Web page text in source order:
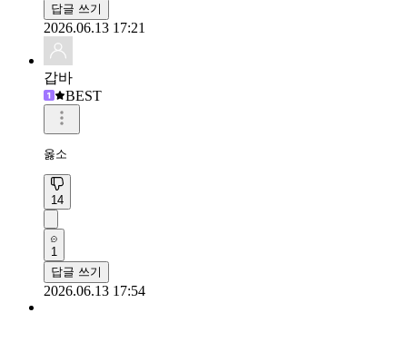
답글 쓰기
2026.06.13 17:21
갑바
BEST
옳소
14
1
답글 쓰기
2026.06.13 17:54